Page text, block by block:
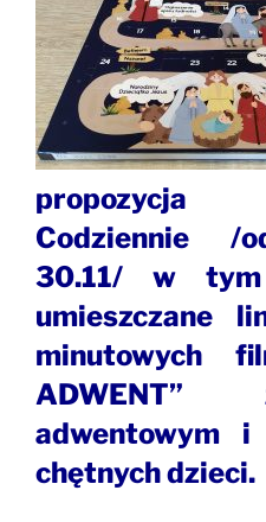
propozycja
Codziennie /
30.11/ w tym
umieszczane
minutowych
ADWENT”
adwentowym
chętnych dzieci.